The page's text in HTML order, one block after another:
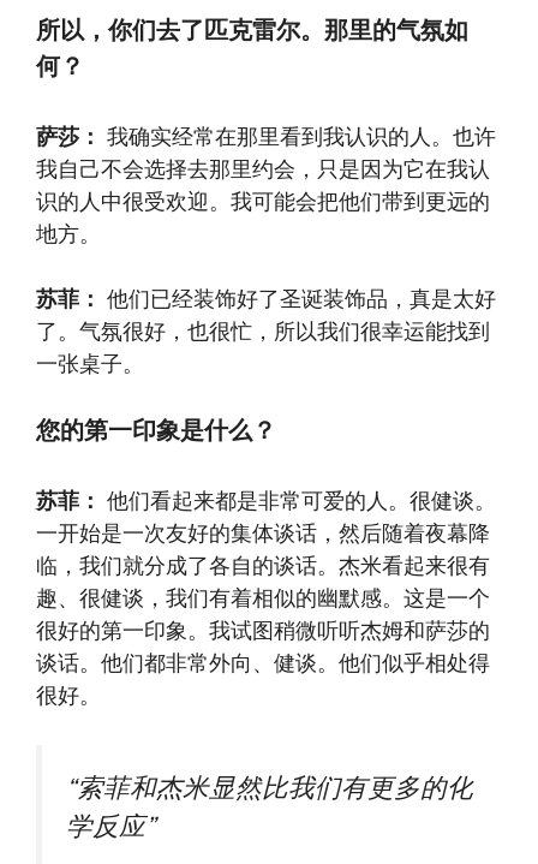
所以，你们去了匹克雷尔。那里的气氛如
何？
萨莎： 我确实经常在那里看到我认识的人。也许
我自己不会选择去那里约会，只是因为它在我认
识的人中很受欢迎。我可能会把他们带到更远的
地方。
苏菲： 他们已经装饰好了圣诞装饰品，真是太好
了。气氛很好，也很忙，所以我们很幸运能找到
一张桌子。
您的第一印象是什么？
苏菲： 他们看起来都是非常可爱的人。很健谈。
一开始是一次友好的集体谈话，然后随着夜幕降
临，我们就分成了各自的谈话。杰米看起来很有
趣、很健谈，我们有着相似的幽默感。这是一个
很好的第一印象。我试图稍微听听杰姆和萨莎的
谈话。他们都非常外向、健谈。他们似乎相处得
很好。
“索菲和杰米显然比我们有更多的化
学反应”